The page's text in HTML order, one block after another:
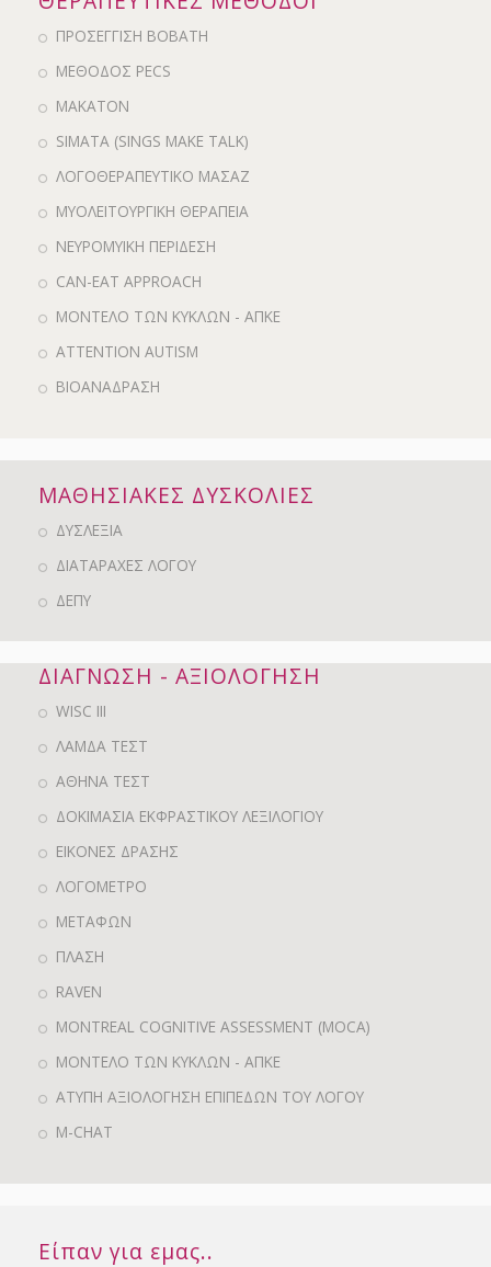
ΠΡΟΣΕΓΓΙΣΗ BOBATH
ΜΕΘΟΔΟΣ PECS
MAKATON
SIMATA (SINGS MAKE TALK)
ΛΟΓΟΘΕΡΑΠΕΥΤΙΚΟ ΜΑΣΑΖ
ΜΥΟΛΕΙΤΟΥΡΓΙΚΗ ΘΕΡΑΠΕΙΑ
ΝΕΥΡΟΜΥΙΚΗ ΠΕΡΙΔΕΣΗ
CAN-EAT APPROACH
ΜΟΝΤΕΛΟ ΤΩΝ ΚΥΚΛΩΝ - ΑΠΚΕ
ATTENTION AUTISM
ΒΙΟΑΝΑΔΡΑΣΗ
ΜΑΘΗΣΙΑΚΕΣ ΔΥΣΚΟΛΙΕΣ
ΔΥΣΛΕΞΙΑ
ΔΙΑΤΑΡΑΧΕΣ ΛΟΓΟΥ
ΔΕΠΥ
ΔΙΑΓΝΩΣΗ - ΑΞΙΟΛΟΓΗΣΗ
WISC III
ΛΑΜΔΑ ΤΕΣΤ
ΑΘΗΝΑ ΤΕΣΤ
ΔΟΚΙΜΑΣΙΑ ΕΚΦΡΑΣΤΙΚΟΥ ΛΕΞΙΛΟΓΙΟΥ
ΕΙΚΟΝΕΣ ΔΡΑΣΗΣ
ΛΟΓΟΜΕΤΡΟ
ΜΕΤΑΦΩΝ
ΠΛΑΣΗ
RAVEN
MONTREAL COGNITIVE ASSESSMENT (MOCA)
ΜΟΝΤΕΛΟ ΤΩΝ ΚΥΚΛΩΝ - ΑΠΚΕ
ΑΤΥΠΗ ΑΞΙΟΛΟΓΗΣΗ ΕΠΙΠΕΔΩΝ ΤΟΥ ΛΟΓΟΥ
M-CHAT
Είπαν για εμας..